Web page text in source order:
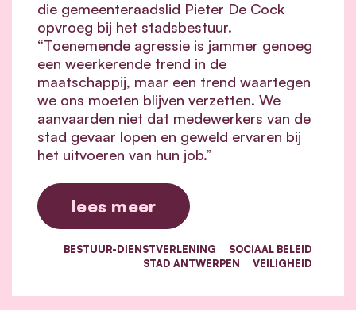
die gemeenteraadslid Pieter De Cock
opvroeg bij het stadsbestuur.
“Toenemende agressie is jammer genoeg
een weerkerende trend in de
maatschappij, maar een trend waartegen
we ons moeten blijven verzetten. We
aanvaarden niet dat medewerkers van de
stad gevaar lopen en geweld ervaren bij
het uitvoeren van hun job.”
lees meer
BESTUUR-DIENSTVERLENING
SOCIAAL BELEID
STAD ANTWERPEN
VEILIGHEID